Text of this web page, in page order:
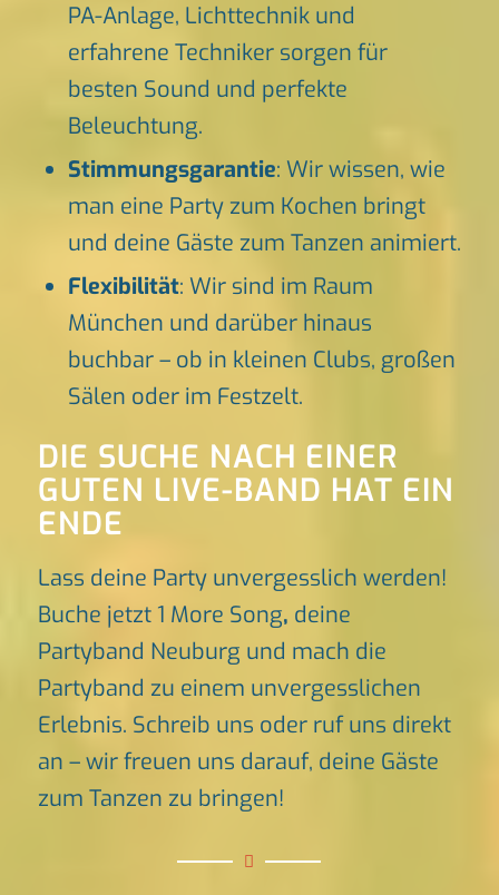
PA-Anlage, Lichttechnik und
erfahrene Techniker sorgen für
besten Sound und perfekte
Beleuchtung.
Stimmungsgarantie: Wir wissen, wie
man eine Party zum Kochen bringt
und deine Gäste zum Tanzen animiert.
Flexibilität: Wir sind im Raum
München und darüber hinaus
buchbar – ob in kleinen Clubs, großen
Sälen oder im Festzelt.
DIE SUCHE NACH EINER
GUTEN LIVE-BAND HAT EIN
ENDE
Lass deine Party unvergesslich werden!
Buche jetzt 1 More Song, deine
Partyband Neuburg und mach die
Partyband zu einem unvergesslichen
Erlebnis. Schreib uns oder ruf uns direkt
an – wir freuen uns darauf, deine Gäste
zum Tanzen zu bringen!